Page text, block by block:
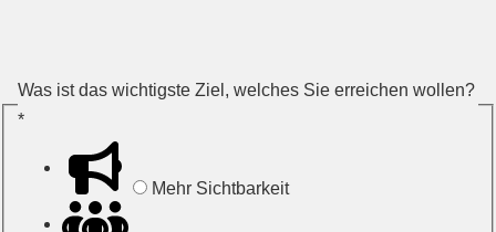
Was ist das wichtigste Ziel, welches Sie erreichen wollen?
*
Mehr Sichtbarkeit